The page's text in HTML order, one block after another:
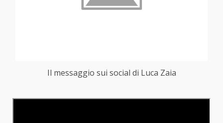
Il messaggio sui social di Luca Zaia